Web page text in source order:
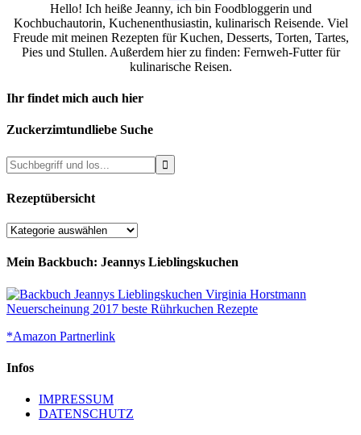
Hello! Ich heiße Jeanny, ich bin Foodbloggerin und
Kochbuchautorin, Kuchenenthusiastin, kulinarisch Reisende. Viel
Freude mit meinen Rezepten für Kuchen, Desserts, Torten, Tartes,
Pies und Stullen. Außerdem hier zu finden: Fernweh-Futter für
kulinarische Reisen.
Ihr findet mich auch hier
Zuckerzimtundliebe Suche
Rezeptübersicht
Rezeptübersicht
Mein Backbuch: Jeannys Lieblingskuchen
*Amazon Partnerlink
Infos
IMPRESSUM
DATENSCHUTZ